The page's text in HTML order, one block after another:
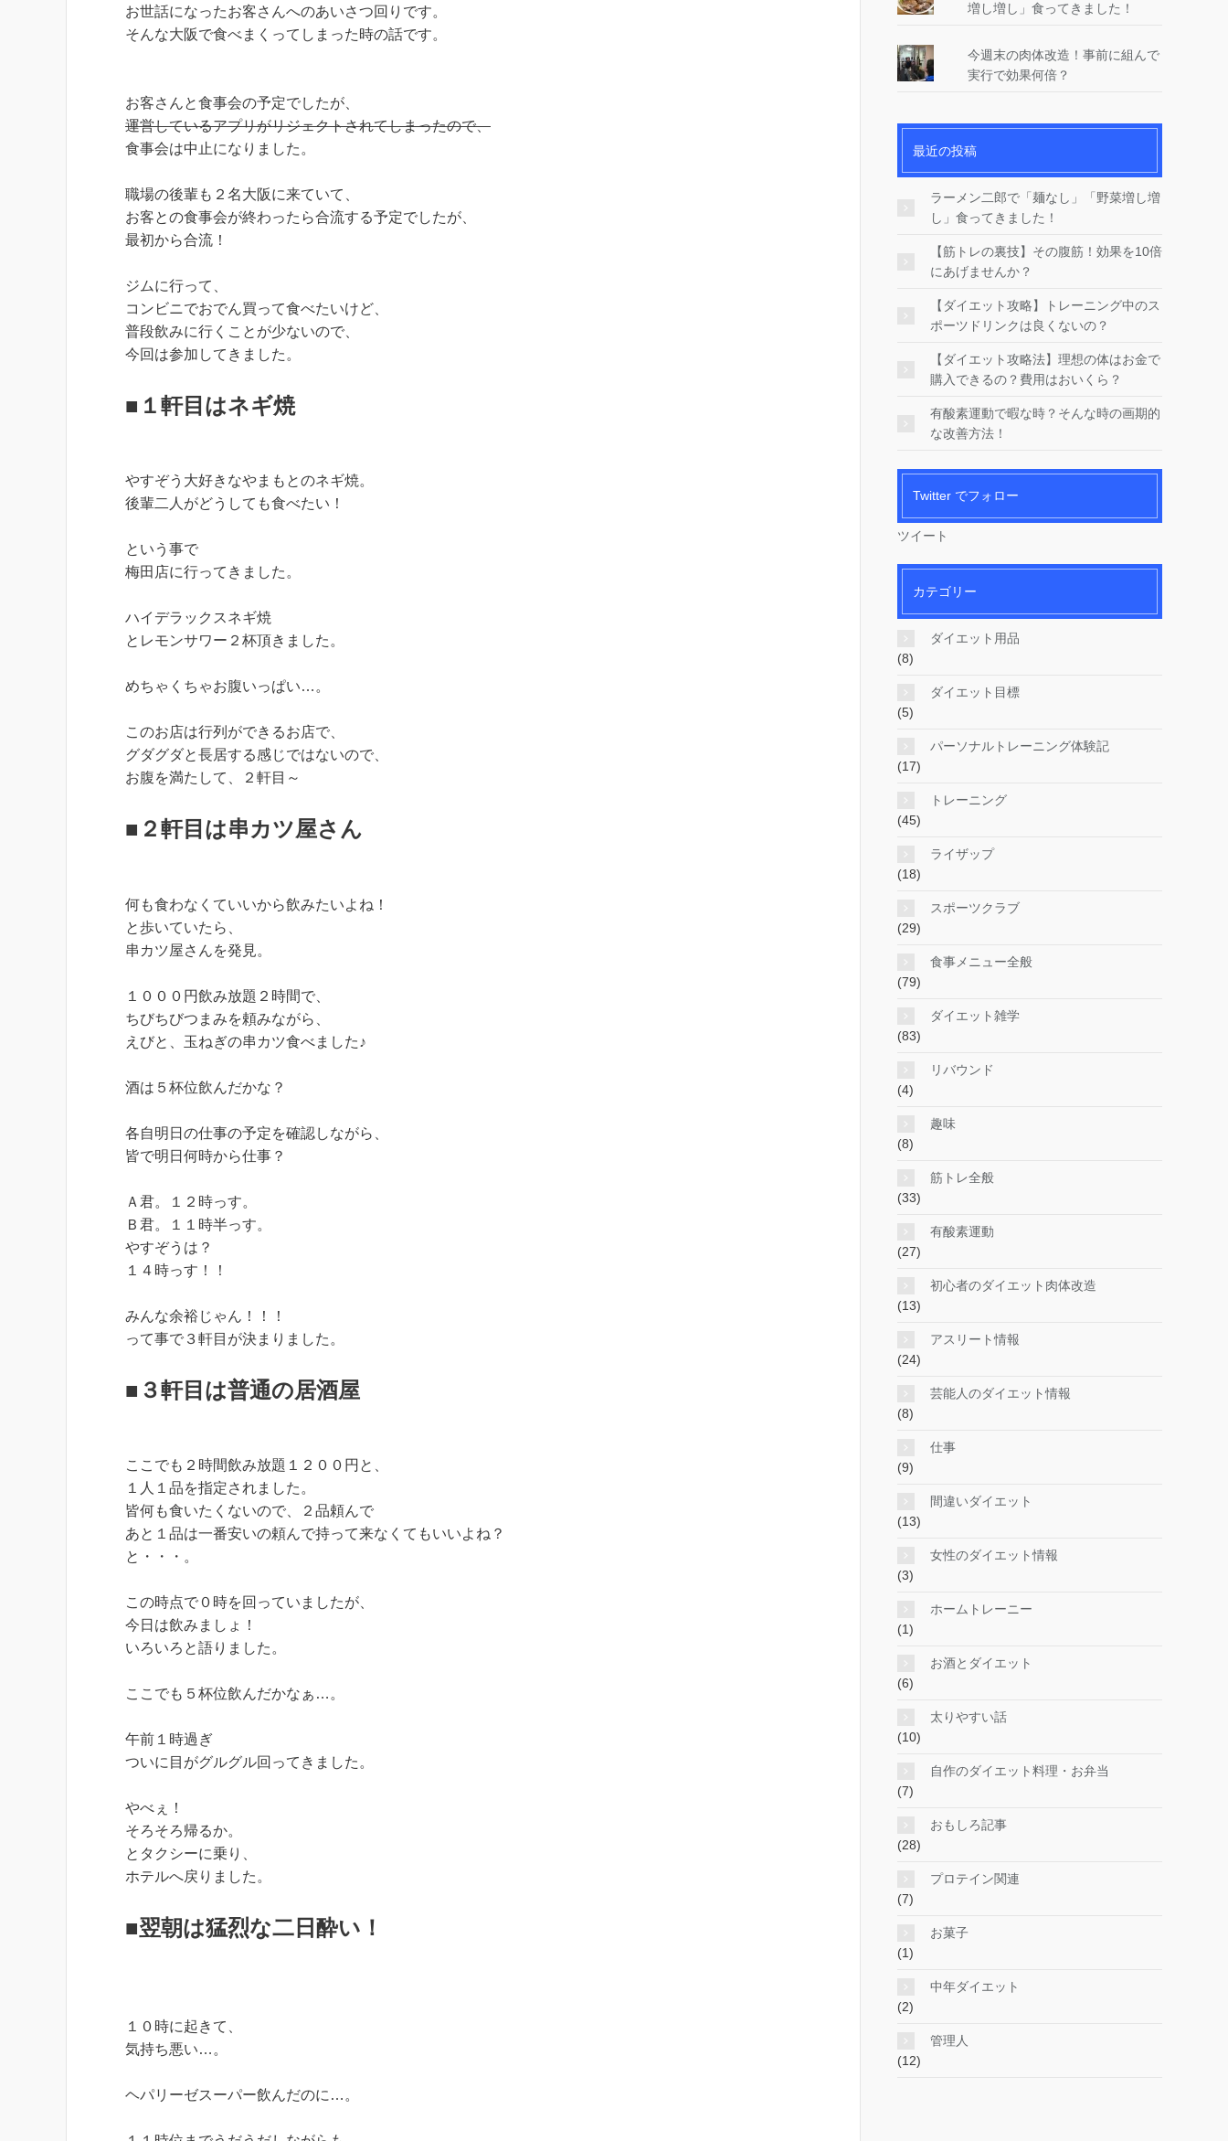
お世話になったお客さんへのあいさつ回りです。
そんな大阪で食べまくってしまった時の話です。
お客さんと食事会の予定でしたが、
運営しているアプリがリジェクトされてしまったので、
食事会は中止になりました。
職場の後輩も２名大阪に来ていて、
お客との食事会が終わったら合流する予定でしたが、
最初から合流！
ジムに行って、
コンビニでおでん買って食べたいけど、
普段飲みに行くことが少ないので、
今回は参加してきました。
■１軒目はネギ焼
やすぞう大好きなやまもとのネギ焼。
後輩二人がどうしても食べたい！
という事で
梅田店に行ってきました。
ハイデラックスネギ焼
とレモンサワー２杯頂きました。
めちゃくちゃお腹いっぱい…。
このお店は行列ができるお店で、
グダグダと長居する感じではないので、
お腹を満たして、２軒目～
■２軒目は串カツ屋さん
何も食わなくていいから飲みたいよね！
と歩いていたら、
串カツ屋さんを発見。
１０００円飲み放題２時間で、
ちびちびつまみを頼みながら、
えびと、玉ねぎの串カツ食べました♪
酒は５杯位飲んだかな？
各自明日の仕事の予定を確認しながら、
皆で明日何時から仕事？
Ａ君。１２時っす。
Ｂ君。１１時半っす。
やすぞうは？
１４時っす！！
みんな余裕じゃん！！！
って事で３軒目が決まりました。
■３軒目は普通の居酒屋
ここでも２時間飲み放題１２００円と、
１人１品を指定されました。
皆何も食いたくないので、２品頼んで
あと１品は一番安いの頼んで持って来なくてもいいよね？
と・・・。
この時点で０時を回っていましたが、
今日は飲みましょ！
いろいろと語りました。
ここでも５杯位飲んだかなぁ…。
午前１時過ぎ
ついに目がグルグル回ってきました。
やべぇ！
そろそろ帰るか。
とタクシーに乗り、
ホテルへ戻りました。
■翌朝は猛烈な二日酔い！
１０時に起きて、
気持ち悪い…。
ヘパリーゼスーパー飲んだのに…。
増し増し」食ってきました！
今週末の肉体改造！事前に組んで
実行で効果何倍？
最近の投稿
ラーメン二郎で「麺なし」「野菜増し増
し」食ってきました！
【筋トレの裏技】その腹筋！効果を10倍
にあげませんか？
【ダイエット攻略】トレーニング中のス
ポーツドリンクは良くないの？
【ダイエット攻略法】理想の体はお金で
購入できるの？費用はおいくら？
有酸素運動で暇な時？そんな時の画期的
な改善方法！
Twitter でフォロー
ツイート
カテゴリー
ダイエット用品
(8)
ダイエット目標
(5)
パーソナルトレーニング体験記
(17)
トレーニング
(45)
ライザップ
(18)
スポーツクラブ
(29)
食事メニュー全般
(79)
ダイエット雑学
(83)
リバウンド
(4)
趣味
(8)
筋トレ全般
(33)
有酸素運動
(27)
初心者のダイエット肉体改造
(13)
アスリート情報
(24)
芸能人のダイエット情報
(8)
仕事
(9)
間違いダイエット
(13)
女性のダイエット情報
(3)
ホームトレーニー
(1)
お酒とダイエット
(6)
太りやすい話
(10)
自作のダイエット料理・お弁当
(7)
おもしろ記事
(28)
プロテイン関連
(7)
お菓子
(1)
中年ダイエット
(2)
管理人
(12)